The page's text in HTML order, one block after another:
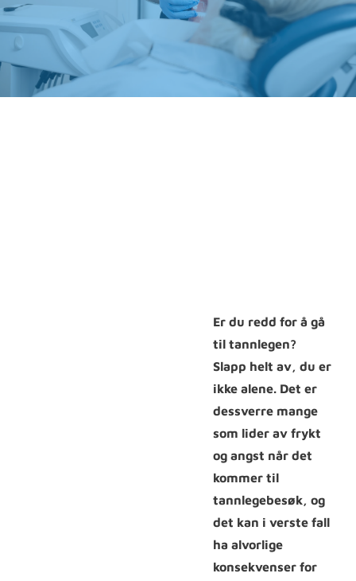
Er du redd for å gå
til tannlegen?
Slapp helt av, du er
ikke alene. Det er
dessverre mange
som lider av frykt
og angst når det
kommer til
tannlegebesøk, og
det kan i verste fall
ha alvorlige
konsekvenser for